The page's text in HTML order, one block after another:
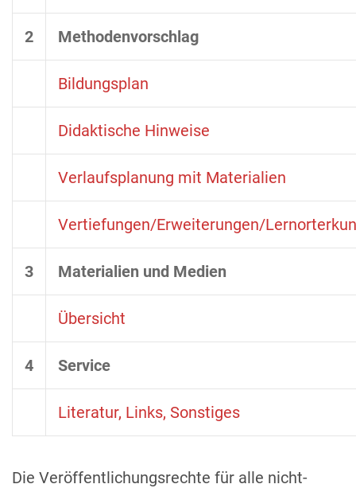
2 Methodenvorschlag
Bildungsplan
Didaktische Hinweise
Verlaufsplanung mit Materialien
Vertiefungen/Erweiterungen/
3 Materialien und Medien
Übersicht
4 Service
Literatur, Links, Sonstiges
Die Veröffentlichungsrechte für alle nicht-